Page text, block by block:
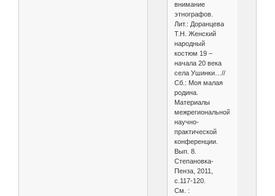
внимание
этнографов.
Лит.: Доранцева
Т.Н. Женский
народный
костюм 19 –
начала 20 века
села Ушинки…//
Сб.: Моя малая
родина.
Материалы
межрегиональной
научно-
практической
конференции.
Вып. 8.
Степановка-
Пенза, 2011,
с.117-120.
См. :